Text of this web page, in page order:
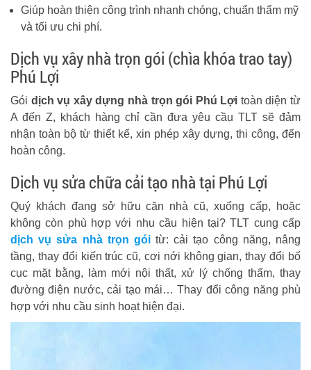
Giúp hoàn thiện công trình nhanh chóng, chuẩn thẩm mỹ
và tối ưu chi phí.
Dịch vụ xây nhà trọn gói (chìa khóa trao tay)
Phú Lợi
Gói dịch vụ xây dựng nhà trọn gói Phú Lợi toàn diện từ
A đến Z, khách hàng chỉ cần đưa yêu cầu TLT sẽ đảm
nhận toàn bộ từ thiết kế, xin phép xây dựng, thi công, đến
hoàn công.
Dịch vụ sửa chữa cải tạo nhà tại Phú Lợi
Quý khách đang sở hữu căn nhà cũ, xuống cấp, hoặc
không còn phù hợp với nhu cầu hiện tại? TLT cung cấp
dịch vụ sửa nhà trọn góitừ: cải tạo công năng, nâng
tầng, thay đổi kiến trúc cũ, cơi nới không gian, thay đổi bố
cục mặt bằng, làm mới nội thất, xử lý chống thấm, thay
đường điện nước, cải tạo mái… Thay đổi công năng phù
hợp với nhu cầu sinh hoạt hiện đại.